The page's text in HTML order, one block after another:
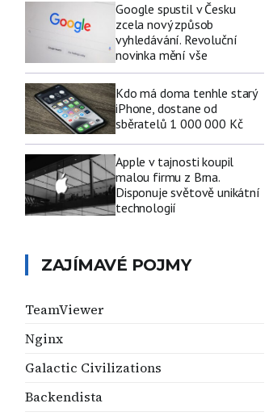
Google spustil v Česku
zcela nový způsob
vyhledávání. Revoluční
novinka mění vše
Kdo má doma tenhle starý
iPhone, dostane od
sběratelů 1 000 000 Kč
Apple v tajnosti koupil
malou firmu z Brna.
Disponuje světově unikátní
technologií
ZAJÍMAVÉ POJMY
TeamViewer
Nginx
Galactic Civilizations
Backendista